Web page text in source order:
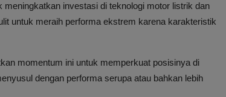
investasi di teknologi motor listrik dan
untuk meraih performa ekstrem karena karakteristik
momentum ini untuk memperkuat posisinya di
dengan performa serupa atau bahkan lebih